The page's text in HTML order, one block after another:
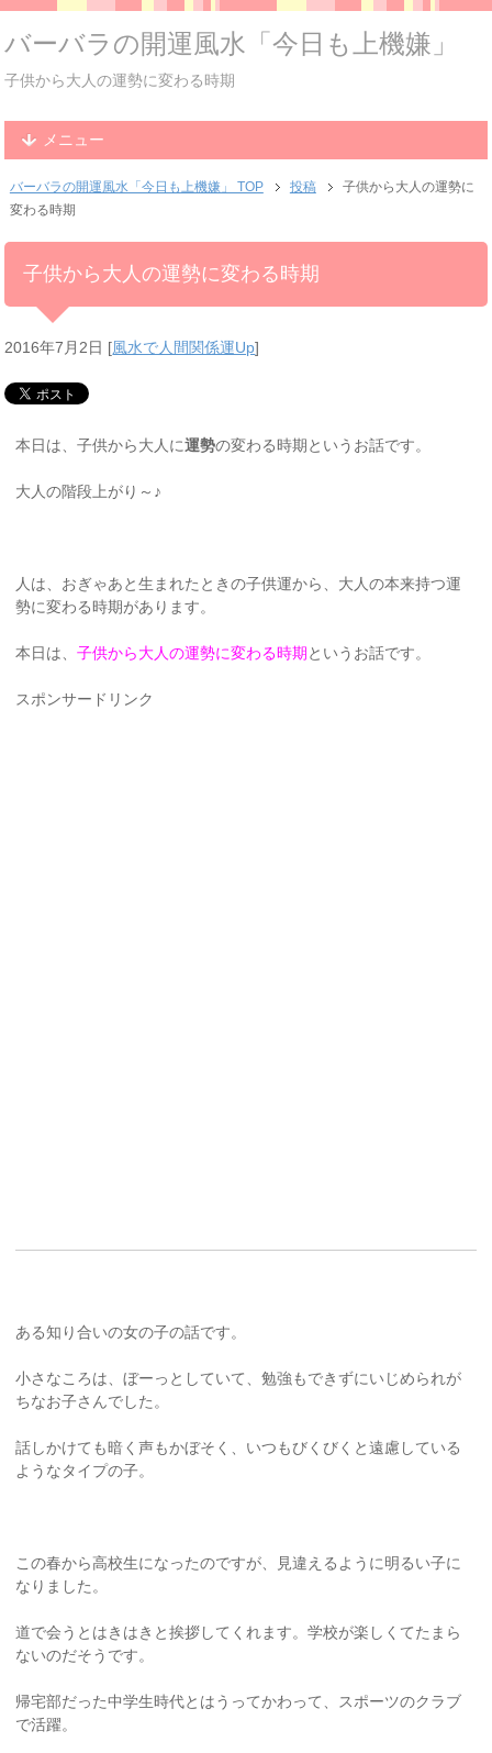
バーバラの開運風水「今日も上機嫌」
子供から大人の運勢に変わる時期
メニュー
バーバラの開運風水「今日も上機嫌」 TOP 投稿
子供から大人の運勢に
変わる時期
子供から大人の運勢に変わる時期
2016年7月2日 [風水で人間関係運Up]
本日は、子供から大人に運勢の変わる時期というお話です。
大人の階段上がり～♪
人は、おぎゃあと生まれたときの子供運から、大人の本来持つ運
勢に変わる時期があります。
本日は、子供から大人の運勢に変わる時期というお話です。
スポンサードリンク
ある知り合いの女の子の話です。
小さなころは、ぼーっとしていて、勉強もできずにいじめられが
ちなお子さんでした。
話しかけても暗く声もかぼそく、いつもびくびくと遠慮している
ようなタイプの子。
この春から高校生になったのですが、見違えるように明るい子に
なりました。
道で会うとはきはきと挨拶してくれます。学校が楽しくてたまら
ないのだそうです。
帰宅部だった中学生時代とはうってかわって、スポーツのクラブ
で活躍。